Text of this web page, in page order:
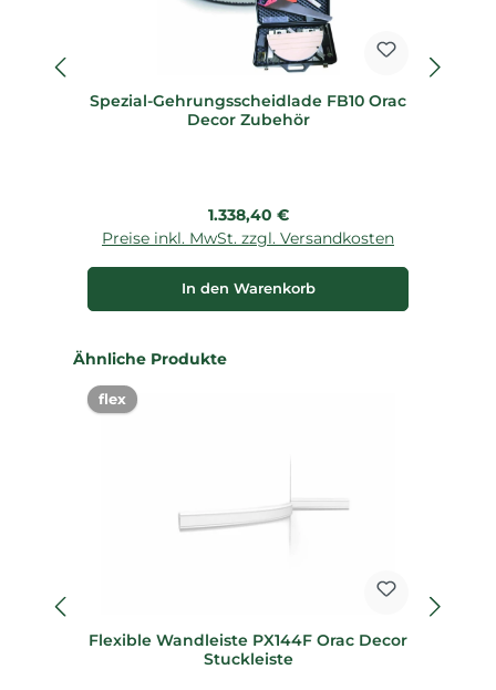
Spezial-Gehrungsscheidlade FB10 Orac
Decor Zubehör
Regulärer Preis:
1.338,40 €
Preise inkl. MwSt. zzgl. Versandkosten
In den Warenkorb
Produktgalerie überspringen
Ähnliche Produkte
flex
Flexible Wandleiste PX144F Orac Decor
Stuckleiste